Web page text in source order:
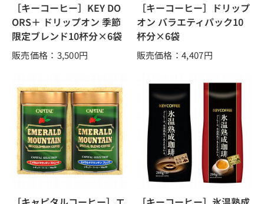
［キーコーヒー］KEY DO
ORS＋ ドリップオン 季節
限定ブレンド10杯分×6袋
販売価格：3,500円
［キーコーヒー］ドリップ
オン バラエティパック10
杯分×6袋
販売価格：4,407円